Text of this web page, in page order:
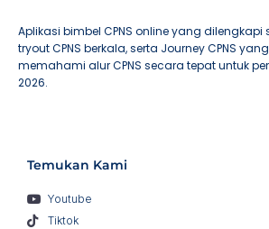
Aplikasi bimbel CPNS online yang dilengkapi
tryout CPNS berkala, serta Journey CPNS
memahami alur CPNS secara tepat untuk
2026.
Temukan Kami
Youtube
Tiktok